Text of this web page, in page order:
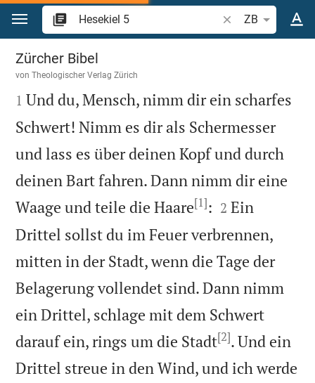
Zum Inhalt springen
Bibelstelle oder
ZB
Hesekiel 5
Zürcher Bibel
vonTheologischer Verlag Zürich

1 Und du, Mensch, nimm dir ein scharfes
Schwert! Nimm es dir als Schermesser
und lass es über deinen Kopf und durch
deinen Bart fahren. Dann nimm dir eine
Waage und teile die Haare[1]: 

2 Ein
Drittel sollst du im Feuer verbrennen,
mitten in der Stadt, wenn die Tage der
Belagerung vollendet sind. Dann nimm
ein Drittel, schlage mit dem Schwert
darauf ein, rings um die Stadt[2]. Und ein
Drittel streue in den Wind, und ich werde